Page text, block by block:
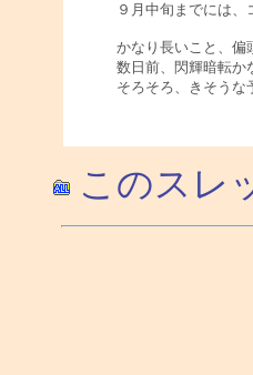
９月中旬までには、
かなり長いこと、偏
数日前、閃輝暗転か
そろそろ、きそうな
このスレ